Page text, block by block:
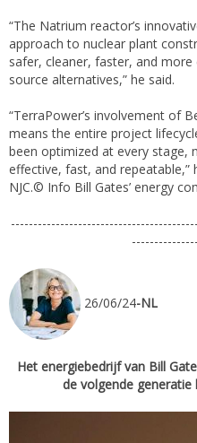
“The Natrium reactor’s
approach to nuclear plant
safer, cleaner, faster, and
source alternatives,” he said.
“TerraPower’s involvement of
means the entire project
been optimized at every stage,
effective, fast, and repeatable,”
NJC.© Info Bill Gates’ energy
26/06/24-NL
Het energiebedrijf van Bill
de volgende